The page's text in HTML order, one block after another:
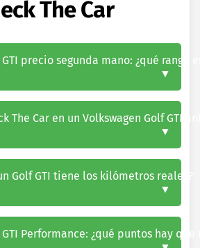
The Car
precio segunda mano: ¿qué rango
The Car en un Volkswagen Golf GTI
Golf GTI tiene los kilómetros reales?
Performance: ¿qué puntos hay que